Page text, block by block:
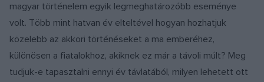
magyar történelem egyik legmeghatározóbb eseménye
volt. Több mint hatvan év elteltével hogyan hozhatjuk
közelebb az akkori történéseket a ma emberéhez,
különösen a fiatalokhoz, akiknek ez már a távoli múlt? Meg
tudjuk-e tapasztalni ennyi év távlatából, milyen lehetett ott